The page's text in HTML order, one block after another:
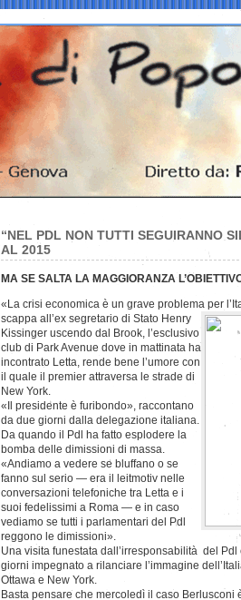
“NEL PDL NON TUTTI SEGUIRANNO
AL 2015
MA SE SALTA LA MAGGIORANZA
«La crisi economica è un grave problema per
scappa all’ex segretario di Stato Henry
Kissinger uscendo dal Brook, l’esclusivo
club di Park Avenue dove in mattinata ha
incontrato Letta, rende bene l’umore con
il quale il premier attraversa le strade di
New York.
«Il presidente è furibondo», raccontano
da due giorni dalla delegazione italiana.
Da quando il Pdl ha fatto esplodere la
bomba delle dimissioni di massa.
«Andiamo a vedere se bluffano o se
fanno sul serio — era il leitmotiv nelle
conversazioni telefoniche tra Letta e i
suoi fedelissimi a Roma — e in caso
vediamo se tutti i parlamentari del Pdl
reggono le dimissioni».
Una visita funestata dall’irresponsabilità del
giorni impegnato a rilanciare l’immagine
Ottawa e New York.
Basta pensare che mercoledì il caso